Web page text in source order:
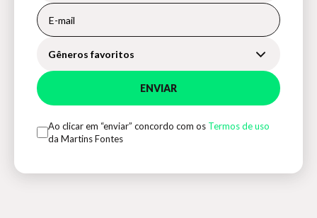
Gêneros favoritos
ENVIAR
Ao clicar em “enviar” concordo com os Termos de uso
da Martins Fontes